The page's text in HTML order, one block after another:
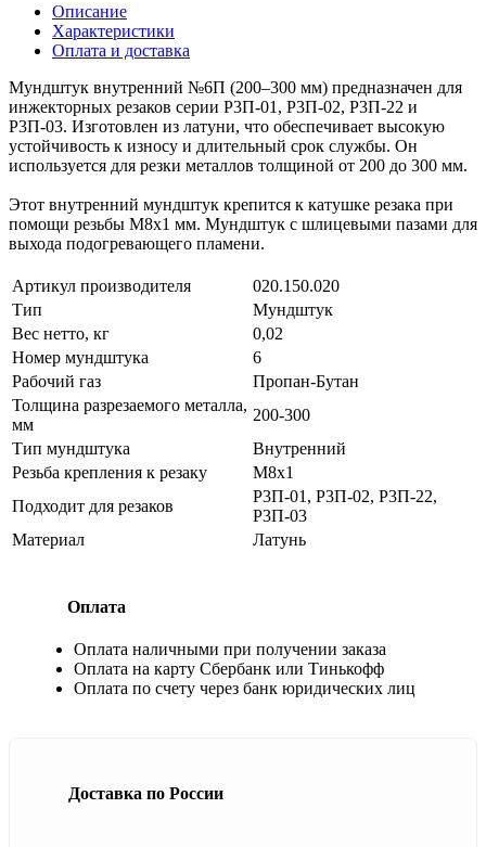
Описание
Характеристики
Оплата и доставка
Мундштук внутренний №6П (200–300 мм) предназначен для
инжекторных резаков серии Р3П-01, Р3П-02, Р3П-22 и
Р3П-03. Изготовлен из латуни, что обеспечивает высокую
устойчивость к износу и длительный срок службы. Он
используется для резки металлов толщиной от 200 до 300 мм.
Этот внутренний мундштук крепится к катушке резака при
помощи резьбы М8х1 мм. Мундштук с шлицевыми пазами для
выхода подогревающего пламени.
Артикул производителя
020.150.020
Тип
Мундштук
Вес нетто, кг
0,02
Номер мундштука
6
Рабочий газ
Пропан-Бутан
Толщина разрезаемого металла,
мм
200-300
Тип мундштука
Внутренний
Резьба крепления к резаку
М8х1
Подходит для резаков
Р3П-01, Р3П-02, Р3П-22,
Р3П-03
Материал
Латунь
Оплата
Оплата наличными при получении заказа
Оплата на карту Сбербанк или Тинькофф
Оплата по счету через банк юридических лиц
Доставка по России